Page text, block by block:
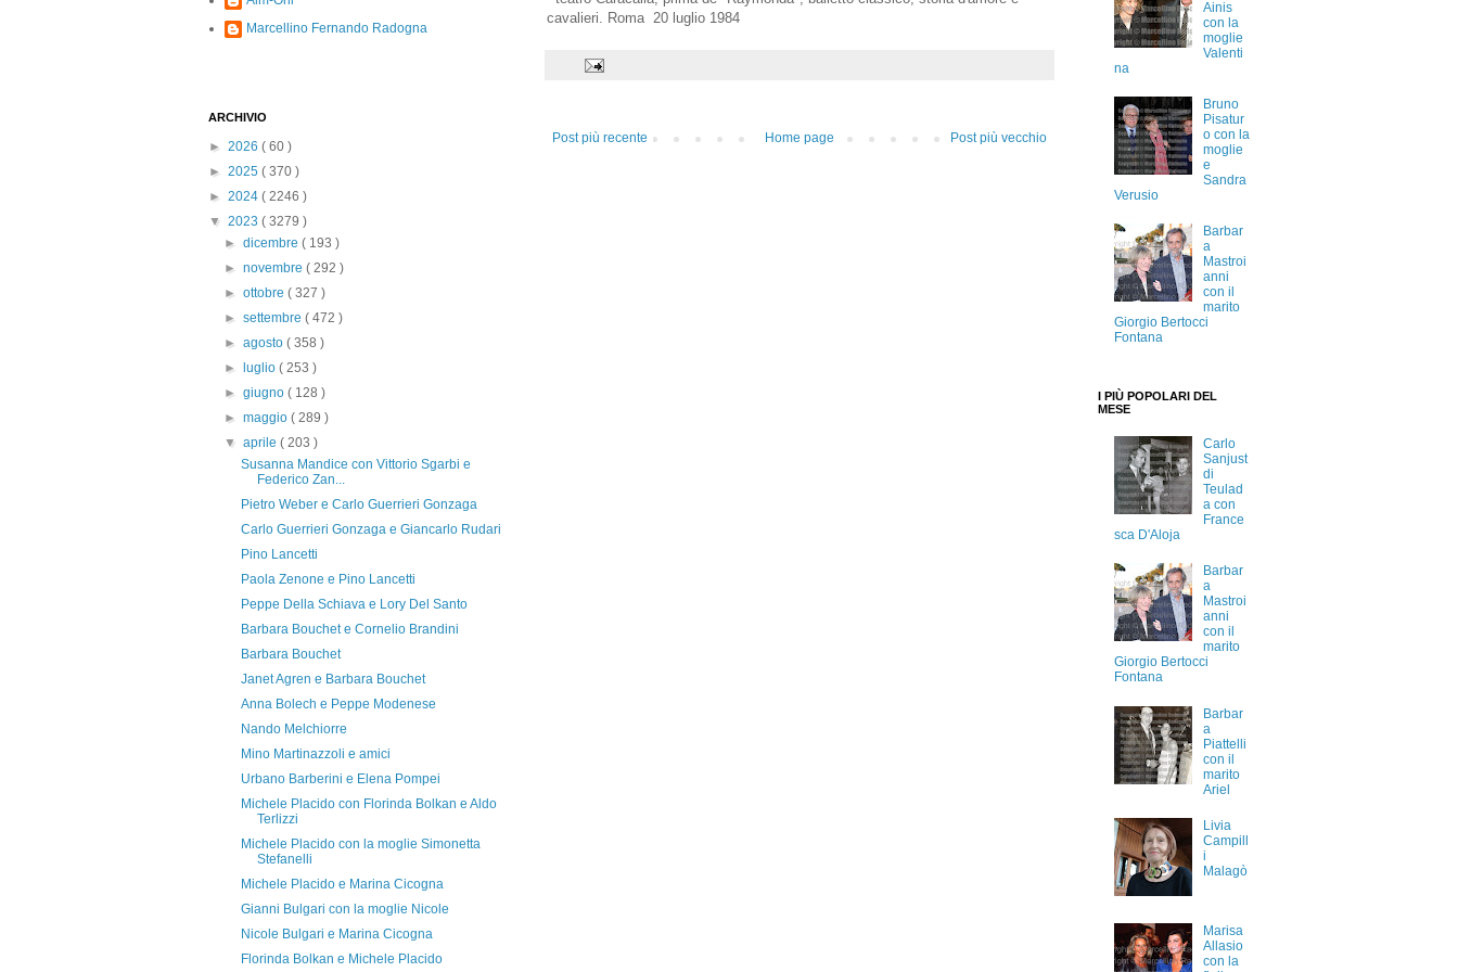
cavalieri. Roma 20 luglio 1984
Post più recente Post più vecchio
Home page
Marcellino Fernando Radogna
ARCHIVIO
► 2026 ( 60 )
► 2025 ( 370 )
► 2024 ( 2246 )
▼ 2023 ( 3279 )
►dicembre( 193 )
►novembre( 292 )
►ottobre( 327 )
►settembre( 472 )
►agosto( 358 )
►
luglio( 253 )
►giugno( 128 )
►maggio( 289 )
▼aprile( 203 )
Susanna Mandice con Vittorio Sgarbi e
Federico Zan...
Pietro Weber e Carlo Guerrieri Gonzaga
Carlo Guerrieri Gonzaga e Giancarlo Rudari
Pino Lancetti
Paola Zenone e Pino Lancetti
Peppe Della Schiava e Lory Del Santo
Barbara Bouchet e Cornelio Brandini
Barbara Bouchet
Janet Agren e Barbara Bouchet
Anna Bolech e Peppe Modenese
Nando Melchiorre
Mino Martinazzoli e amici
Urbano Barberini e Elena Pompei
Michele Placido con Florinda Bolkan e Aldo
Terlizzi
Michele Placido con la moglie Simonetta
Stefanelli
Michele Placido e Marina Cicogna
Gianni Bulgari con la moglie Nicole
Nicole Bulgari e Marina Cicogna
Florinda Bolkan e Michele Placido
Ainis
con la
moglie
Valenti
na
Bruno
Pisatur
o con la
moglie
e
Sandra
Verusio
Barbar
a
Mastroi
anni
con il
marito
Giorgio Bertocci
Fontana
I PIÙ POPOLARI DEL
MESE
Carlo
Sanjust
di
Teulad
a con
France
sca D'Aloja
Barbar
a
Mastroi
anni
con il
marito
Giorgio Bertocci
Fontana
Barbar
a
Piattelli
con il
marito
Ariel
Livia
Campill
i
Malagò
Marisa
Allasio
con la